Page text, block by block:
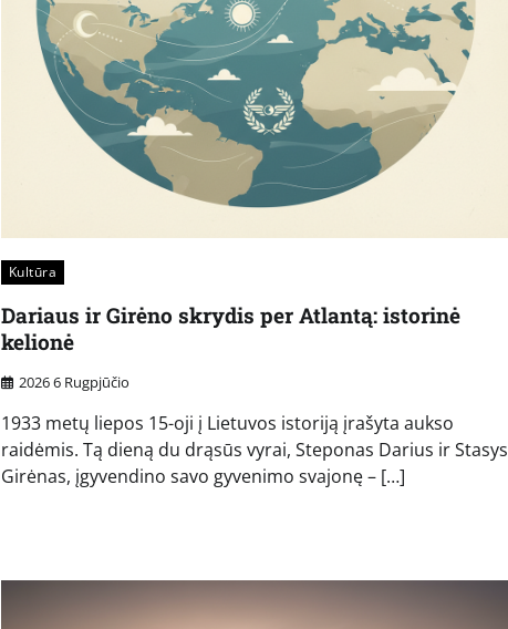
Kultūra
Dariaus ir Girėno skrydis per Atlantą: istorinė
kelionė
2026 6 Rugpjūčio
1933 metų liepos 15-oji į Lietuvos istoriją įrašyta aukso
raidėmis. Tą dieną du drąsūs vyrai, Steponas Darius ir Stasys
Girėnas, įgyvendino savo gyvenimo svajonę – […]